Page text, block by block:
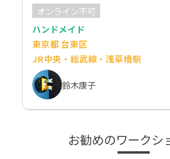
オンライン不可
ハンドメイド
東京都 台東区
JR中央・総武線・浅草橋駅
鈴木康子
お勧めのワークシ